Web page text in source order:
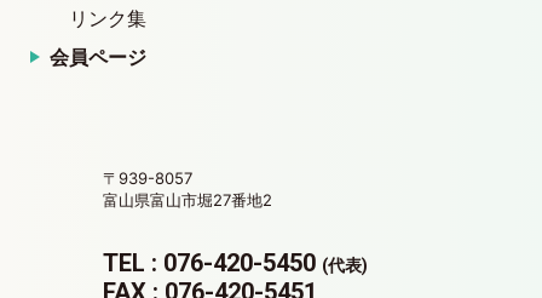
リンク集
会員ページ
〒939-8057
富山県富山市堀27番地2
TEL : 076-420-5450 (代表)